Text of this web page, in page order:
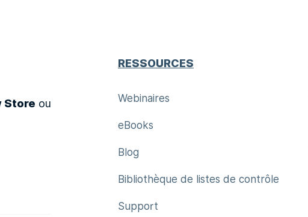
Store ou
RESSOURCES
Webinaires
eBooks
Blog
Bibliothèque de listes de contrôle
Support